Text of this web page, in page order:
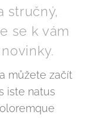
stručný,
se k vám
můžete začít
iste natus